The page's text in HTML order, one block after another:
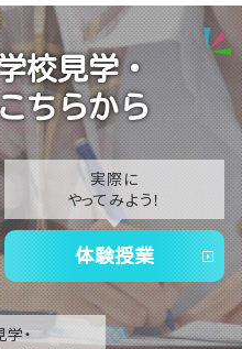
校見学・
ちらから
実際に
やってみよう！
体験授業
・